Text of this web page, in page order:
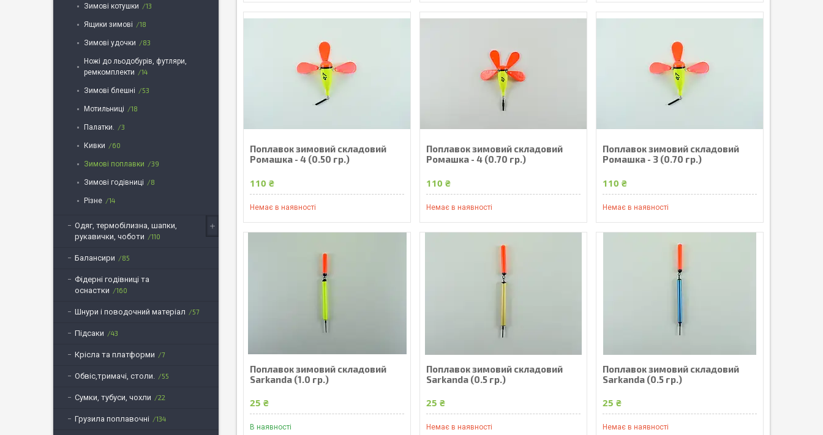
Поплавок зимовий складовий
Ромашка - 4 (0.50 гр.)
110 ₴
Немає в наявності
Поплавок зимовий складовий
Ромашка - 4 (0.70 гр.)
110 ₴
Немає в наявності
Поплавок зимовий складовий
Ромашка - 3 (0.70 гр.)
110 ₴
Немає в наявності
Поплавок зимовий складовий
Sarkanda (1.0 гр.)
25 ₴
В наявності
Поплавок зимовий складовий
Sarkanda (0.5 гр.)
25 ₴
Немає в наявності
Поплавок зимовий складовий
Sarkanda (0.5 гр.)
25 ₴
Немає в наявності
Зимові котушки 13
Ящики зимові 18
Зимові удочки 83
Ножі до льодобурів, футляри,
ремкомплекти
14
Зимові блешні 53
Мотильницi 18
Палатки. 3
Кивки 60
Зимові поплавки 39
Зимові годівниці 8
Різне 14
Одяг, термобілизна, шапки,
рукавички, чоботи
110
Балансири 85
Фідерні годівниці та
оснастки
160
Шнури і поводочний матеріал 57
Підсаки 43
Крісла та платформи 7
Обвіс,тримачі, столи. 55
Сумки, тубуси, чохли 22
Грузила поплавочні 134